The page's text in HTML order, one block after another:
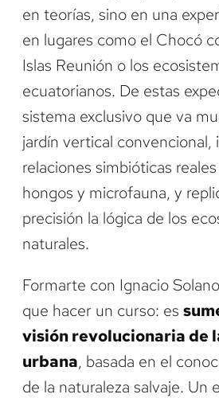
en teorías, sino en una
en lugares como el Chocó
Islas Reunión o los
ecuatorianos. De estas
sistema exclusivo que va
jardín vertical convencional,
relaciones simbióticas
hongos y microfauna, y
precisión la lógica de los
naturales.
Formarte con Ignacio
que hacer un curso: es
visión revolucionaria de
urbana, basada en el
de la naturaleza salvaje. Un